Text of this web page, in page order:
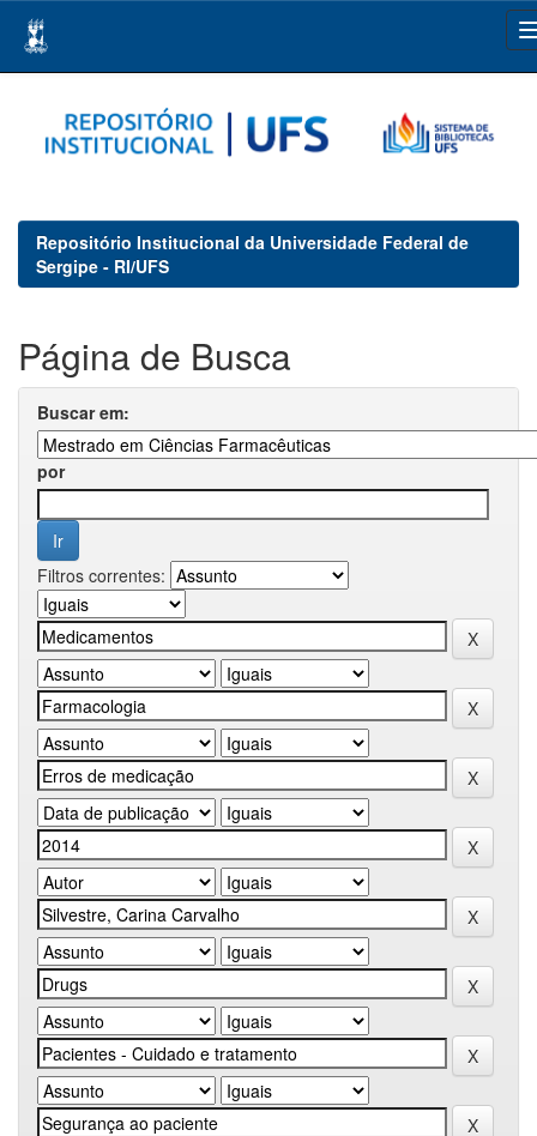
navigation
Repositório Institucional da Universidade Federal de
Sergipe - RI/UFS
Página de Busca
Buscar em:
por
Filtros correntes: